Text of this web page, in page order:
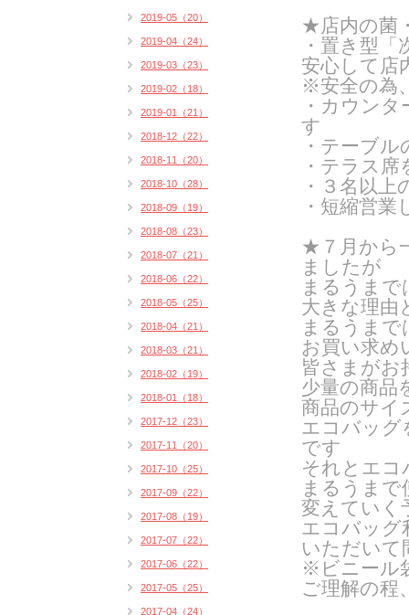
★店内の菌
・置き型
安心して店
※安全の為
・カウン
す
・テーブ
・テラス
・３名以
・短縮営業
★７月から
ましたが
まるうま
大きな理由
まるうまで
お買い求め
皆さまがお
少量の商品
商品のサイ
エコバッグ
です
それとエコ
まるうまで
変えていく
エコバッグ
いただいて
※ビニール
ご理解の程
2019-05（20）
2019-04（24）
2019-03（23）
2019-02（18）
2019-01（21）
2018-12（22）
2018-11（20）
2018-10（28）
2018-09（19）
2018-08（23）
2018-07（21）
2018-06（22）
2018-05（25）
2018-04（21）
2018-03（21）
2018-02（19）
2018-01（18）
2017-12（23）
2017-11（20）
2017-10（25）
2017-09（22）
2017-08（19）
2017-07（22）
2017-06（22）
2017-05（25）
2017-04（24）